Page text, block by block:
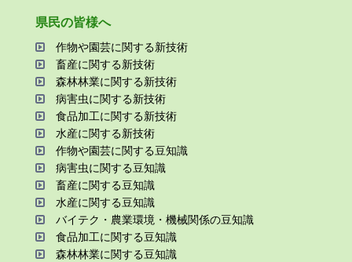
県⺠の皆様へ
作物や園芸に関する新技術
畜産に関する新技術
森林林業に関する新技術
病害⾍に関する新技術
⾷品加⼯に関する新技術
⽔産に関する新技術
作物や園芸に関する⾖知識
病害⾍に関する⾖知識
畜産に関する⾖知識
⽔産に関する⾖知識
バイテク・農業環境・機械関係の⾖知識
⾷品加⼯に関する⾖知識
森林林業に関する⾖知識